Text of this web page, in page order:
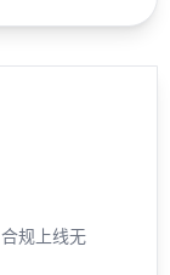
规上线无